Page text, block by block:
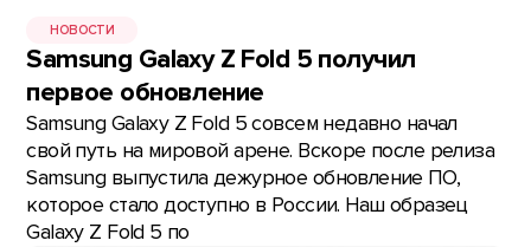
НОВОСТИ
Samsung Galaxy Z Fold 5 получил
первое обновление
Samsung Galaxy Z Fold 5 совсем недавно начал
свой путь на мировой арене. Вскоре после релиза
Samsung выпустила дежурное обновление ПО,
которое стало доступно в России. Наш образец
Galaxy Z Fold 5 по